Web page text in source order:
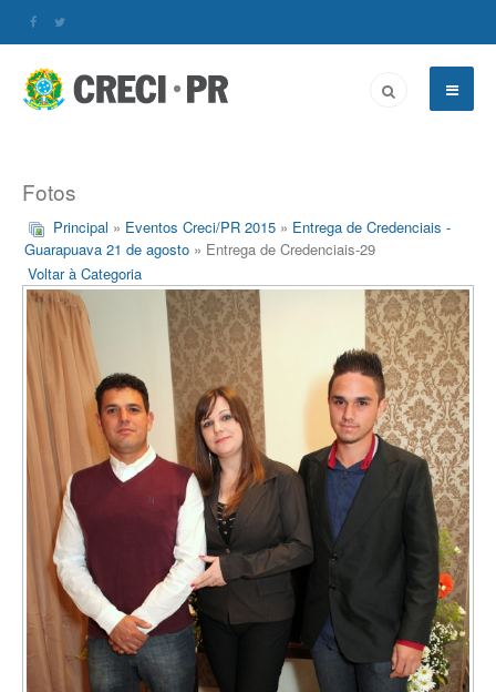
Fotos
Principal » Eventos Creci/PR 2015 » Entrega de Credenciais -
Guarapuava 21 de agosto » Entrega de Credenciais-29
Voltar à Categoria